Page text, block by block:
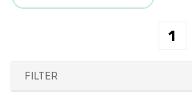
1
FILTER